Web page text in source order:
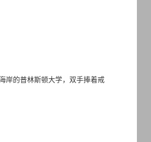
岸的普林斯顿大学，双手捧着戒